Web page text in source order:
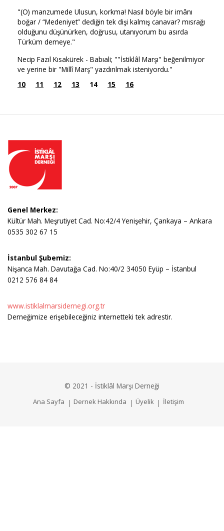
"(O) manzumede Ulusun, korkma! Nasıl böyle bir imânı
boğar / “Medeniyet” dediğin tek dişi kalmış canavar? mısrağı
olduğunu düşünürken, doğrusu, utanıyorum bu asırda
Türküm demeye."
Necip Fazıl Kısakürek - Babıali; ""İstiklâl Marşı" beğenilmiyor
ve yerine bir "Millî Marş" yazdırılmak isteniyordu."
10
11 12 13 14 15 16
Genel Merkez:
Kültür Mah. Meşrutiyet Cad. No:42/4 Yenişehir, Çankaya – Ankara
0535 302 67 15
İstanbul Şubemiz:
Nişanca Mah. Davutağa Cad. No:40/2 34050 Eyüp – İstanbul
0212 576 84 84
www.istiklalmarsidernegi.org.tr
Derneğimize erişebileceğiniz internetteki tek adrestir.
© 2021 - İstiklâl Marşı Derneği
Ana Sayfa Dernek Hakkında Üyelik İletişim